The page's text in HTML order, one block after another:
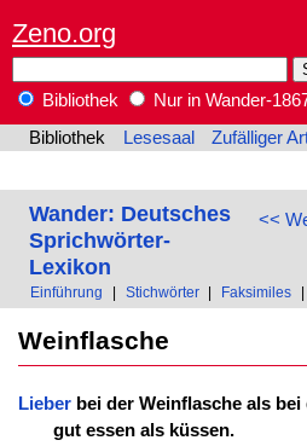
Zeno.org
Bibliothek
Nur in Wander-
Bibliothek
Lesesaal Zufälliger
<<
Wander: Deutsches
Sprichwörter-
Lexikon
Einführung Stichwörter Faksimiles
Weinflasche
Lieberbei der Weinflasche als bei
gut essen als küssen.